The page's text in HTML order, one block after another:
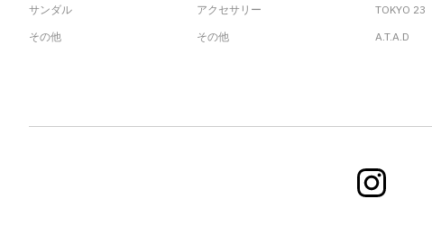
サンダル
その他
アクセサリー
その他
TOKYO 23
A.T.A.D